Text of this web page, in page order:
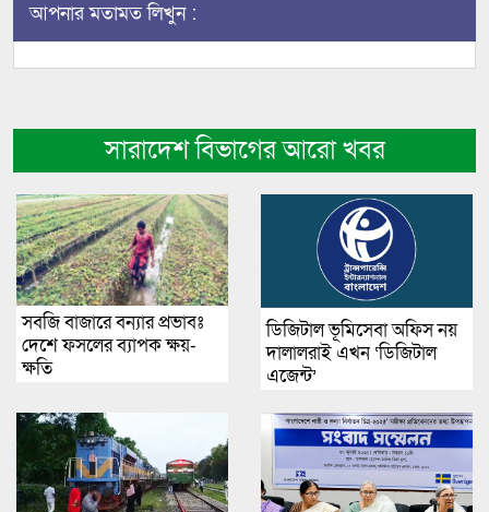
আপনার মতামত লিখুন :
সারাদেশ বিভাগের আরো খবর
সবজি বাজারে বন্যার প্রভাবঃ
দেশে ফসলের ব্যাপক ক্ষয়-
ক্ষতি
ডিজিটাল ভূমিসেবা অফিস নয়
দালালরাই এখন ‘ডিজিটাল
এজেন্ট’